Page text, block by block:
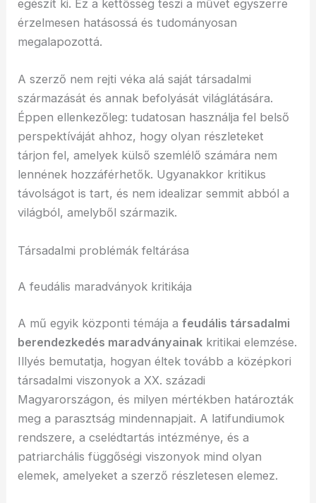
egészít ki. Ez a kettősség teszi a művet egyszerre
érzelmesen hatásossá és tudományosan
megalapozottá.
A szerző nem rejti véka alá saját társadalmi
származását és annak befolyását világlátására.
Éppen ellenkezőleg: tudatosan használja fel belső
perspektíváját ahhoz, hogy olyan részleteket
tárjon fel, amelyek külső szemlélő számára nem
lennének hozzáférhetők. Ugyanakkor kritikus
távolságot is tart, és nem idealizar semmit abból a
világból, amelyből származik.
Társadalmi problémák feltárása
A feudális maradványok kritikája
A mű egyik központi témája afeudális társadalmi
berendezkedés maradványainak kritikai elemzése.
Illyés bemutatja, hogyan éltek tovább a középkori
társadalmi viszonyok a XX. századi
Magyarországon, és milyen mértékben határozták
meg a parasztság mindennapjait. A latifundiumok
rendszere, a cselédtartás intézménye, és a
patriarchális függőségi viszonyok mind olyan
elemek, amelyeket a szerző részletesen elemez.